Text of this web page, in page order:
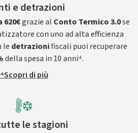
e detrazioni
grazie al Conto Termico 3.0se
con uno ad alta efficienza
le detrazionifiscali puoi recuperare
della spesa in 10 anni⁴.
⁴Scopri di più
le stagioni